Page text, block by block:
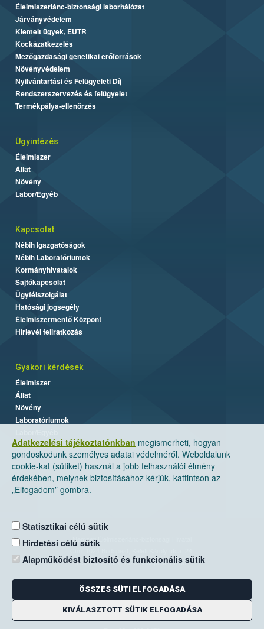
Adatkezelési tájékoztatónkban megismerheti, hogyan
gondoskodunk személyes adatai védelméről. Weboldalunk
cookie-kat (sütiket) használ a jobb felhasználói élmény
érdekében, melynek biztosításához kérjük, kattintson az
„Elfogadom” gombra.
Statisztikai célú sütik
Hirdetési célú sütik
Alapműködést biztosító és funkcionális sütik
ÖSSZES SÜTI ELFOGADÁSA
KIVÁLASZTOTT SÜTIK ELFOGADÁSA
Élelmiszerlánc-biztonsági laborhálózat
Járványvédelem
Kiemelt ügyek, EUTR
Kockázatkezelés
Mezőgazdasági genetikai erőforrások
Növényvédelem
Nyilvántartási és Felügyeleti Díj
Rendszerszervezés és felügyelet
Termékpálya-ellenőrzés
Ügyintézés
Élelmiszer
Állat
Növény
Labor/Egyéb
Kapcsolat
Nébih Igazgatóságok
Nébih Laboratóriumok
Kormányhivatalok
Sajtókapcsolat
Ügyfélszolgálat
Hatósági jogsegély
Élelmiszermentő Központ
Hírlevél feliratkozás
Gyakori kérdések
Élelmiszer
Állat
Növény
Laboratóriumok
Nemzeti Élelmiszerlánc-biztonsági Hivatal
Levelezési cím: 1525 Budapest. Pf. 30.
E-mail:ugyfelszolgalat@nebih.gov.hu
Zöld szám: 06-80/263-244
Telefon: 06-1/ 336-9000